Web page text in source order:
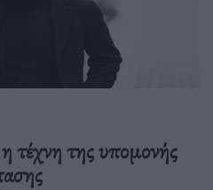
της υπομονής